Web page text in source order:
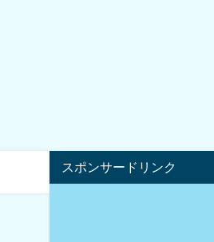
スポンサードリンク